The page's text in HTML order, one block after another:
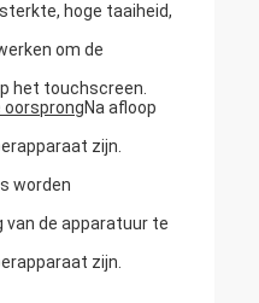
hoge taaiheid,
om de
het touchscreen.
Na afloop
zijn.
worden
van de apparatuur te
zijn.